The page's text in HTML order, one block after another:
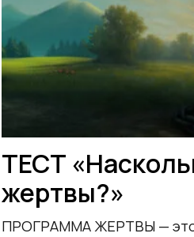
ТЕСТ
жертвы?»
ПРОГРАММА ЖЕРТВЫ — это